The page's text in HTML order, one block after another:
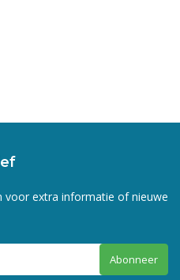
voor extra informatie of nieuwe
Abonneer